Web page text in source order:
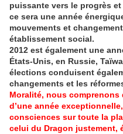
puissante vers le progrès
ce sera une année
mouvements et
établissement social.
2012 est également une
États-Unis, en Russie,
élections conduisent
changements et les
Moralité, nous comprenons
d’une année
consciences sur toute la
celui du Dragon justement,